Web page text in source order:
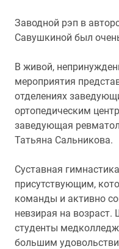
Заводной рэп в
Савушкиной был
В живой,
мероприятия
отделениях
ортопедическим
заведующая
Татьяна Сальникова.
Суставная
присутствующим,
команды и активно
невзирая на
студенты
большим